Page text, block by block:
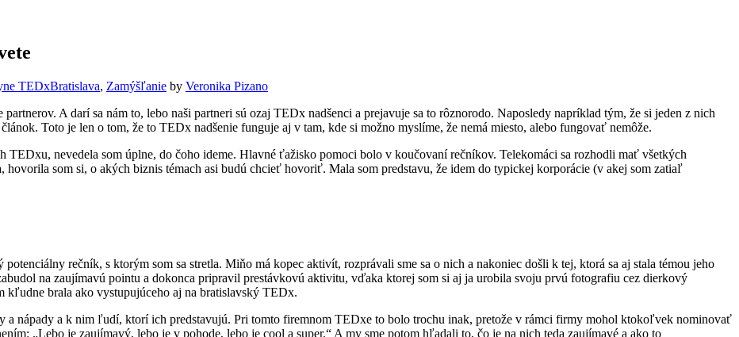
TEDxBratislava, Zamýšľanie by Veronika Pizano
A darí sa nám to, lebo naši partneri sú ozaj TEDx nadšenci a prejavuje sa to rôznorodo. Naposledy napríklad tým, že si jeden z nich
Toto je len o tom, že to TEDx nadšenie funguje aj v tam, kde si možno myslíme, že nemá miesto, alebo fungovať nemôže.
nevedela som úplne, do čoho ideme. Hlavné ťažisko pomoci bolo v koučovaní rečníkov. Telekomáci sa rozhodli mať všetkých
hovorila som si, o akých biznis témach asi budú chcieť hovoriť. Mala som predstavu, že idem do typickej korporácie (v akej som zatiaľ
rečník, s ktorým som sa stretla. Miňo má kopec aktivít, rozprávali sme sa o nich a nakoniec došli k tej, ktorá sa aj stala témou jeho
na zaujímavú pointu a dokonca pripravil prestávkovú aktivitu, vďaka ktorej som si aj ja urobila svoju prvú fotografiu cez dierkový
kľudne brala ako vystupujúceho aj na bratislavský TEDx.
nápady a k nim ľudí, ktorí ich predstavujú. Pri tomto firemnom TEDxe to bolo trochu inak, pretože v rámci firmy mohol ktokoľvek nominovať
„Lebo je zaujímavý, lebo je v pohode, lebo je cool a super.“ A my sme potom hľadali to, čo je na nich teda zaujímavé a ako to